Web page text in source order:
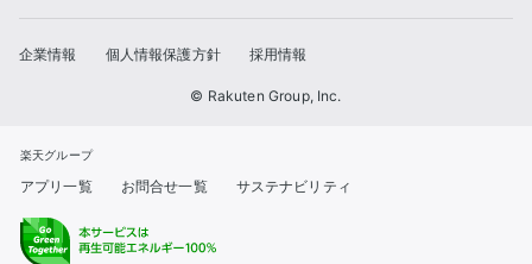
企業情報 個人情報保護方針 採用情報
© Rakuten Group, Inc.
楽天グループ
アプリ一覧 お問合せ一覧 サステナビリティ